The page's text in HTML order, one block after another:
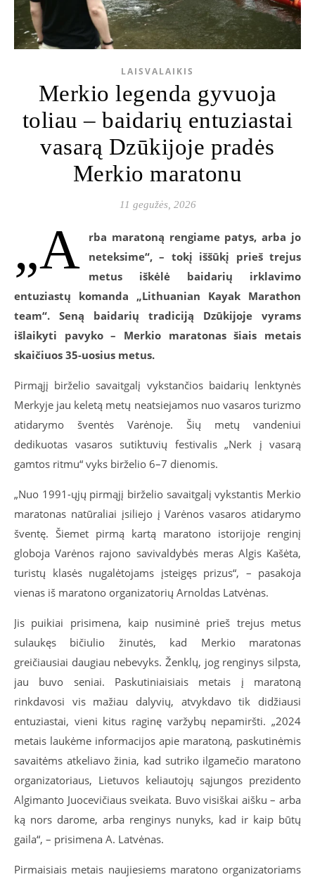
LAISVALAIKIS
Merkio legenda gyvuoja
toliau – baidarių entuziastai
vasarą Dzūkijoje pradės
Merkio maratonu
11 gegužės, 2026
„A
rba maratoną rengiame patys, arba jo
neteksime“,– tokį iššūkį prieš trejus
metus iškėlė baidarių irklavimo
entuziastų komanda „Lithuanian Kayak Marathon
team“. Seną baidarių tradiciją Dzūkijoje vyrams
išlaikyti pavyko – Merkio maratonas šiais metais
skaičiuos 35-uosius metus.
Pirmąjį birželio savaitgalį vykstančios baidarių lenktynės
Merkyje jau keletą metų neatsiejamos nuo vasaros turizmo
atidarymo šventės Varėnoje. Šių metų vandeniui
dedikuotas vasaros sutiktuvių festivalis „Nerk į vasarą
gamtos ritmu“ vyks birželio 6–7 dienomis.
„Nuo 1991-ųjų pirmąjį birželio savaitgalį vykstantis Merkio
maratonas natūraliai įsiliejo į Varėnos vasaros atidarymo
šventę. Šiemet pirmą kartą maratono istorijoje renginį
globoja Varėnos rajono savivaldybės meras Algis Kašėta,
turistų klasės nugalėtojams įsteigęs prizus“, – pasakoja
vienas iš maratono organizatorių Arnoldas Latvėnas.
Jis puikiai prisimena, kaip nusiminė prieš trejus metus
sulaukęs bičiulio žinutės, kad Merkio maratonas
greičiausiai daugiau nebevyks. Ženklų, jog renginys silpsta,
jau buvo seniai. Paskutiniaisiais metais į maratoną
rinkdavosi vis mažiau dalyvių, atvykdavo tik didžiausi
entuziastai, vieni kitus raginę varžybų nepamiršti. „2024
metais laukėme informacijos apie maratoną, paskutinėmis
savaitėms atkeliavo žinia, kad sutriko ilgamečio maratono
organizatoriaus, Lietuvos keliautojų sąjungos prezidento
Algimanto Juocevičiaus sveikata. Buvo visiškai aišku – arba
ką nors darome, arba renginys nunyks, kad ir kaip būtų
gaila“, – prisimena A. Latvėnas.
Pirmaisiais metais naujiesiems maratono organizatoriams